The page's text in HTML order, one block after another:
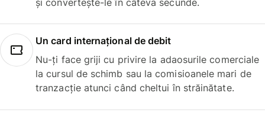
Un card internațional de debit
Nu-ți face griji cu privire la adaosurile comerciale
la cursul de schimb sau la comisioanele mari de
tranzacție atunci când cheltui în străinătate.